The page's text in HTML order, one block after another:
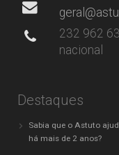
232 962
nacional
Destaques
Sabia que o Astuto
há mais de 2 anos?